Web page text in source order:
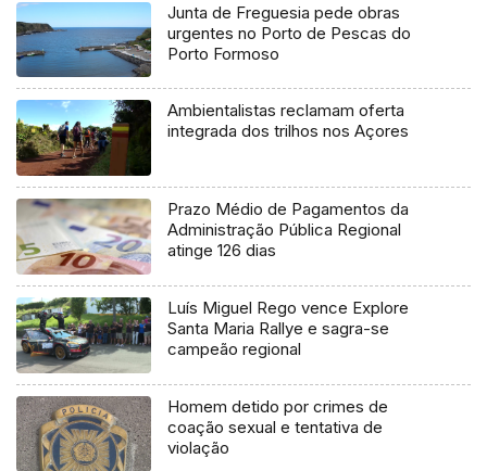
Junta de Freguesia pede obras
urgentes no Porto de Pescas do
Porto Formoso
Ambientalistas reclamam oferta
integrada dos trilhos nos Açores
Prazo Médio de Pagamentos da
Administração Pública Regional
atinge 126 dias
Luís Miguel Rego vence Explore
Santa Maria Rallye e sagra-se
campeão regional
Homem detido por crimes de
coação sexual e tentativa de
violação